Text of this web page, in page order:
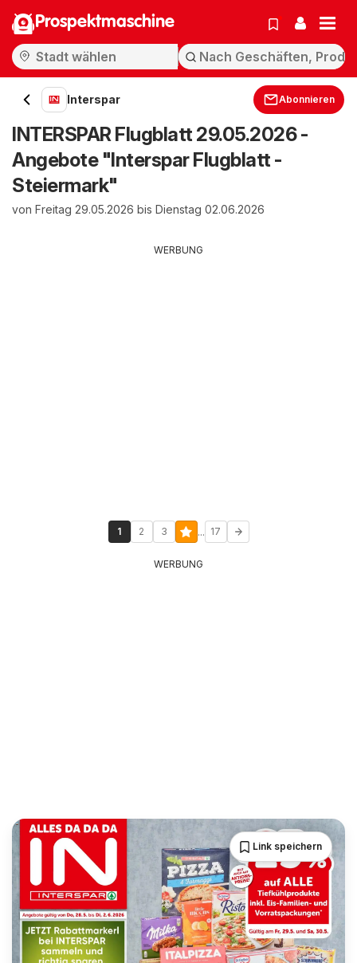
Prospektmaschine
Interspar Abonnieren
INTERSPAR Flugblatt 29.05.2026 -
Angebote "Interspar Flugblatt -
Steiermark"
von Freitag 29.05.2026 bis Dienstag 02.06.2026
WERBUNG
1 2 3 ... 17
WERBUNG
Link speichern